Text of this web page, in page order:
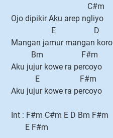
C#m
Ojo dipikir Aku arep ngliyo
E D
Mangan jamur mangan koro
Bm F#m
Aku jujur kowe ra percoyo
E F#m
Aku jujur kowe ra percoyo
Int : F#m C#m E D Bm F#m
E F#m